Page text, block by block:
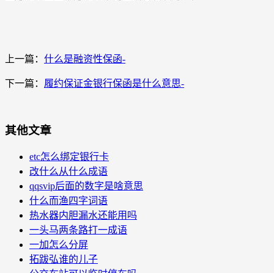
上一篇： 什么是融资性保函-
下一篇： 履约保证金银行保函是什么意思-
其他文章
etc怎么绑定银行卡
改什么从什么成语
qqsvip后面的数字是啥意思
什么而渔四字词语
热水器内胆漏水还能用吗
一头马两条路打一成语
一加怎么分屏
拓跋弘谁的儿子